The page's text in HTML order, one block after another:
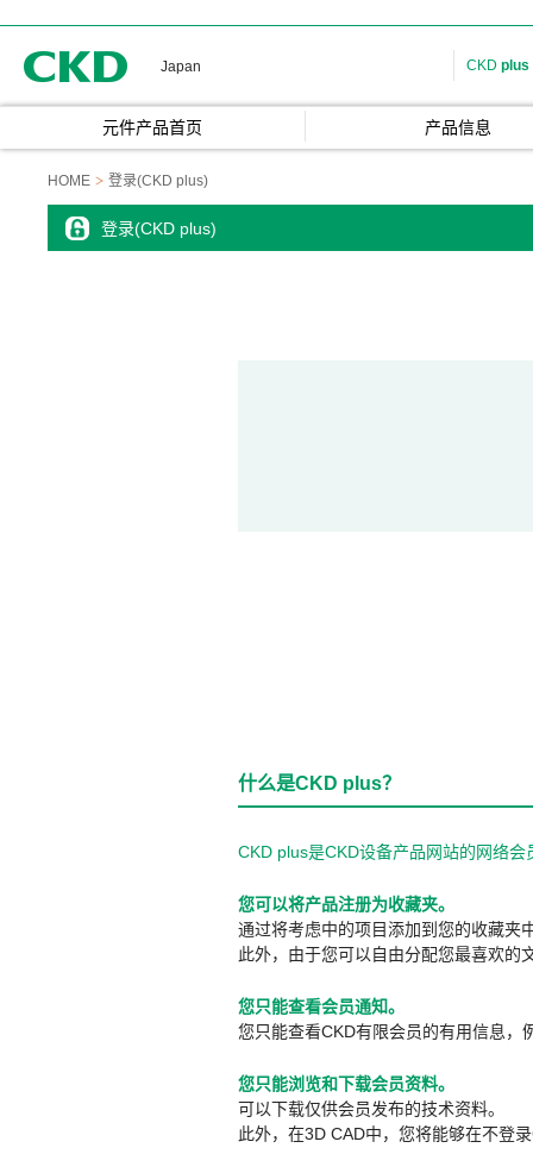
Japan CKD plus
元件产品首页 产品信息
HOME 登录(CKD plus)
登录(CKD plus)
什么是CKD plus？
CKD plus是CKD设备产品网站的网络
您可以将产品注册为收藏夹。
通过将考虑中的项目添加到您的收藏夹
此外，由于您可以自由分配您最喜欢的
您只能查看会员通知。
您只能查看CKD有限会员的有用信息，
您只能浏览和下载会员资料。
可以下载仅供会员发布的技术资料。
此外，在3D CAD中，您将能够在不登